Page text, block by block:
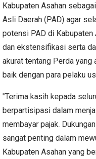
Kabupaten Asahan
Asli Daerah (PAD) agar
potensi PAD di
dan ekstensifikasi serta
akurat tentang Perda yang
baik dengan para pelaku
"Terima kasih kepada
berpartisipasi dalam
membayar pajak.
sangat penting dalam
Kabupaten Asahan yang